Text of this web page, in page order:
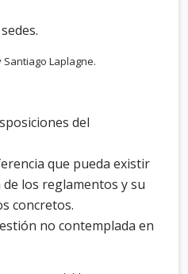
Laplagne.
del
que pueda existir
los reglamentos y su
concretos.
no contemplada en